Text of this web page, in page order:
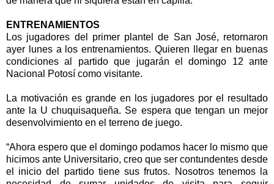
ENTRENAMIENTOS
Los jugadores del primer plantel de San José, retornaron
ayer lunes a los entrenamientos. Quieren llegar en buenas
condiciones al partido que jugarán el domingo 12 ante
Nacional Potosí como visitante.
La motivación es grande en los jugadores por el resultado
ante la U chuquisaqueña. Se espera que tengan un mejor
desenvolvimiento en el terreno de juego.
“Ahora espero que el domingo podamos hacer lo mismo que
hicimos ante Universitario, creo que ser contundentes desde
el inicio del partido tiene sus frutos. Nosotros tenemos la